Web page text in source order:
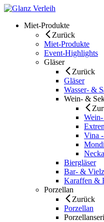
Skip
contentMiet-Produkte
Zurück
Miet-Produkte
Event-Highlights
Gläser
Zurück
Gläser
Wasser- &
Wein- &
Vina
Biergläser
Bar- &
Karaffen &
Porzellan
Zurück
Porzellan